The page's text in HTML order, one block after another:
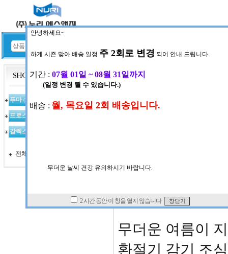
푸마 (367)
프로스펙스
갈렉스
전체상품 목록
ㆍ 작성일
스,슈필러)
무더운 여름이
환절기 감기 조